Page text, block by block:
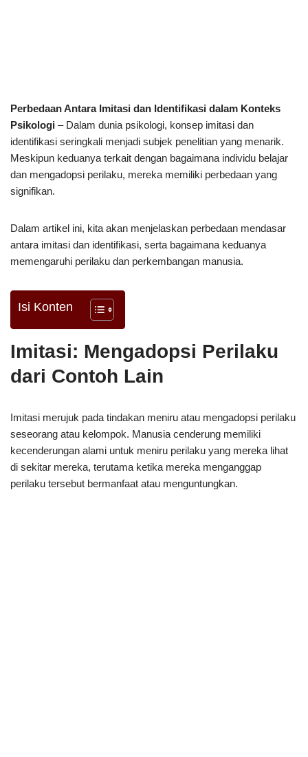
Perbedaan Antara Imitasi dan Identifikasi dalam Konteks
Psikologi – Dalam dunia psikologi, konsep imitasi dan
identifikasi seringkali menjadi subjek penelitian yang menarik.
Meskipun keduanya terkait dengan bagaimana individu belajar
dan mengadopsi perilaku, mereka memiliki perbedaan yang
signifikan.
Dalam artikel ini, kita akan menjelaskan perbedaan mendasar
antara imitasi dan identifikasi, serta bagaimana keduanya
memengaruhi perilaku dan perkembangan manusia.
Isi Konten
Imitasi: Mengadopsi Perilaku
dari Contoh Lain
Imitasi merujuk pada tindakan meniru atau mengadopsi perilaku
seseorang atau kelompok. Manusia cenderung memiliki
kecenderungan alami untuk meniru perilaku yang mereka lihat
di sekitar mereka, terutama ketika mereka menganggap
perilaku tersebut bermanfaat atau menguntungkan.